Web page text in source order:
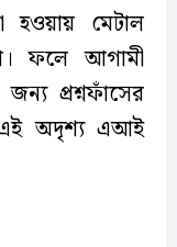
মেটাল
ফলে আগামী
প্রশ্নফাঁসের
এই অদৃশ্য এআই